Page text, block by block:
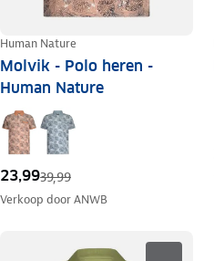
Human Nature
Molvik - Polo heren -
Human Nature
23,9939,99
Verkoop doorANWB